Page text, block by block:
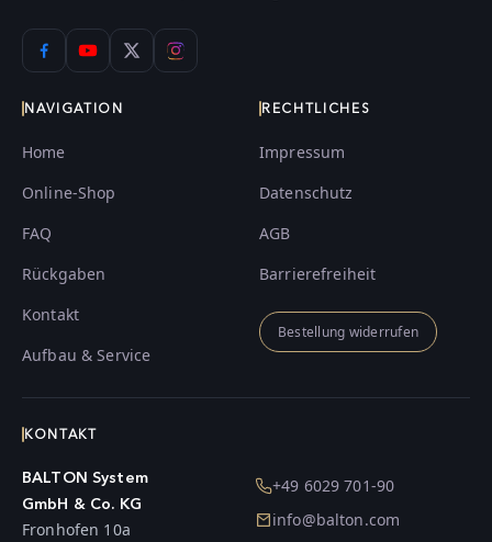
NAVIGATION
Home
Online-Shop
FAQ
Rückgaben
Kontakt
Aufbau & Service
RECHTLICHES
Impressum
Datenschutz
AGB
Barrierefreiheit
Bestellung widerrufen
KONTAKT
BALTON System
GmbH & Co. KG
Fronhofen 10a
+49 6029 701-90
info@balton.com